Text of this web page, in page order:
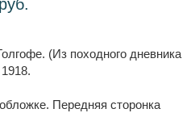
(Из походного дневника
Передняя сторонка